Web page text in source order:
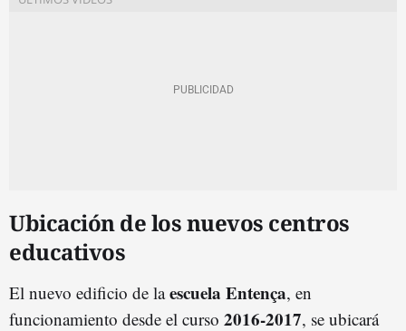
Ubicación de los nuevos centros
educativos
El nuevo edificio de laescuela Entença, en
funcionamiento desde el curso 2016-2017, se ubicará